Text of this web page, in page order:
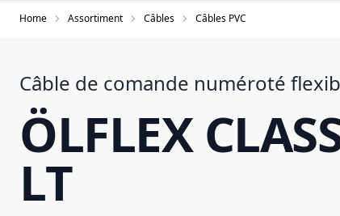
Home Assortiment Câbles Câbles PVC
Câble de comande numéroté
ÖLFLEX
LT